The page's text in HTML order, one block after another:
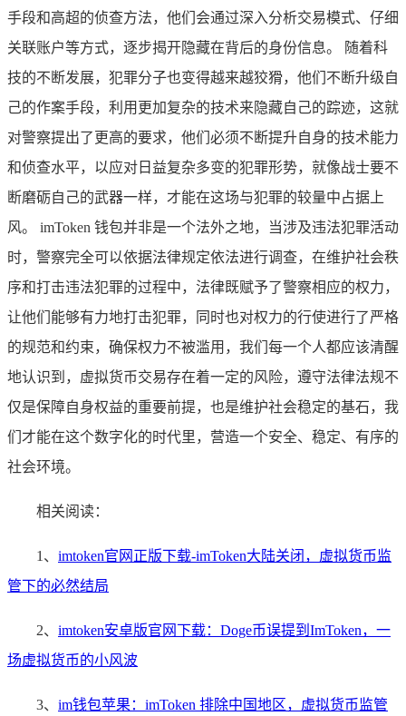
手段和高超的侦查方法，他们会通过深入分析交易模式、仔细
关联账户等方式，逐步揭开隐藏在背后的身份信息。 随着科
技的不断发展，犯罪分子也变得越来越狡猾，他们不断升级自
己的作案手段，利用更加复杂的技术来隐藏自己的踪迹，这就
对警察提出了更高的要求，他们必须不断提升自身的技术能力
和侦查水平，以应对日益复杂多变的犯罪形势，就像战士要不
断磨砺自己的武器一样，才能在这场与犯罪的较量中占据上
风。 imToken 钱包并非是一个法外之地，当涉及违法犯罪活动
时，警察完全可以依据法律规定依法进行调查，在维护社会秩
序和打击违法犯罪的过程中，法律既赋予了警察相应的权力，
让他们能够有力地打击犯罪，同时也对权力的行使进行了严格
的规范和约束，确保权力不被滥用，我们每一个人都应该清醒
地认识到，虚拟货币交易存在着一定的风险，遵守法律法规不
仅是保障自身权益的重要前提，也是维护社会稳定的基石，我
们才能在这个数字化的时代里，营造一个安全、稳定、有序的
社会环境。
相关阅读：
1、 imtoken官网正版下载-imToken大陆关闭，虚拟货币监
管下的必然结局
2、 imtoken安卓版官网下载：Doge币误提到ImToken，一
场虚拟货币的小风波
3、 im钱包苹果：imToken 排除中国地区，虚拟货币监管